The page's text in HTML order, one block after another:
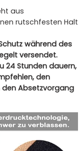
aus
rutschfesten Halt
während des
versendet.
24 Stunden dauern,
den
Absetzvorgang